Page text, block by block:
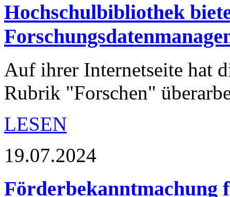
Hochschulbibliothek
Auf ihrer Internetseite hat
Rubrik "Forschen"
LESEN
19.07.2024